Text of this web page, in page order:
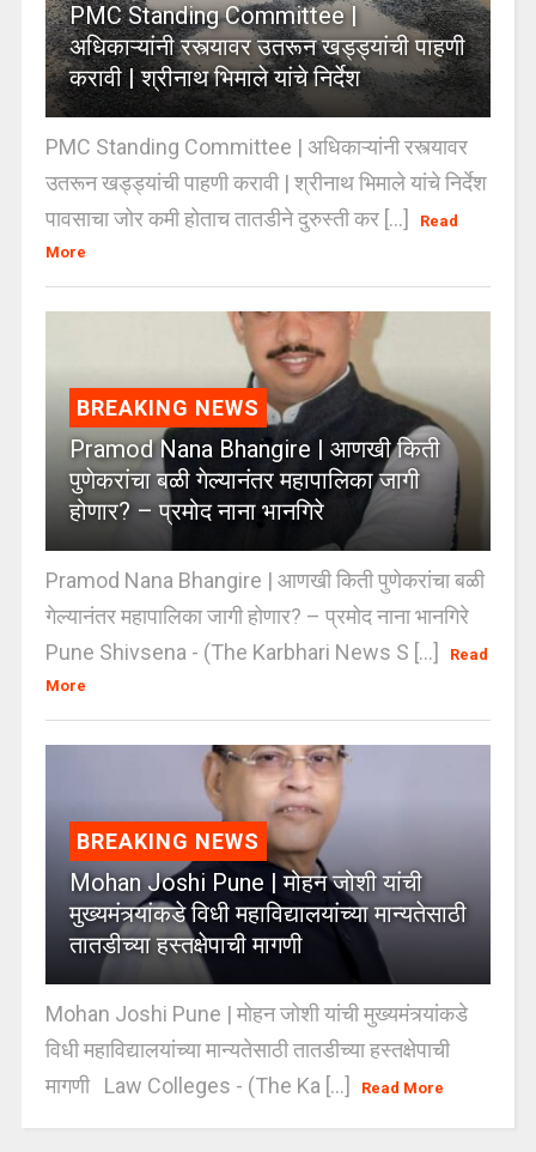
PMC Standing Committee |
अधिकाऱ्यांनी रस्त्यावर उतरून खड्ड्यांची पाहणी
करावी | श्रीनाथ भिमाले यांचे निर्देश
PMC Standing Committee | अधिकाऱ्यांनी रस्त्यावर
उतरून खड्ड्यांची पाहणी करावी | श्रीनाथ भिमाले यांचे निर्देश
पावसाचा जोर कमी होताच तातडीने दुरुस्ती कर [...]
Read
More
BREAKING NEWS
Pramod Nana Bhangire | आणखी किती
पुणेकरांचा बळी गेल्यानंतर महापालिका जागी
होणार? – प्रमोद नाना भानगिरे
Pramod Nana Bhangire | आणखी किती पुणेकरांचा बळी
गेल्यानंतर महापालिका जागी होणार? – प्रमोद नाना भानगिरे
Pune Shivsena - (The Karbhari News S [...]
Read
More
BREAKING NEWS
Mohan Joshi Pune | मोहन जोशी यांची
मुख्यमंत्र्यांकडे विधी महाविद्यालयांच्या मान्यतेसाठी
तातडीच्या हस्तक्षेपाची मागणी
Mohan Joshi Pune | मोहन जोशी यांची मुख्यमंत्र्यांकडे
विधी महाविद्यालयांच्या मान्यतेसाठी तातडीच्या हस्तक्षेपाची
मागणी Law Colleges - (The Ka [...]
Read More